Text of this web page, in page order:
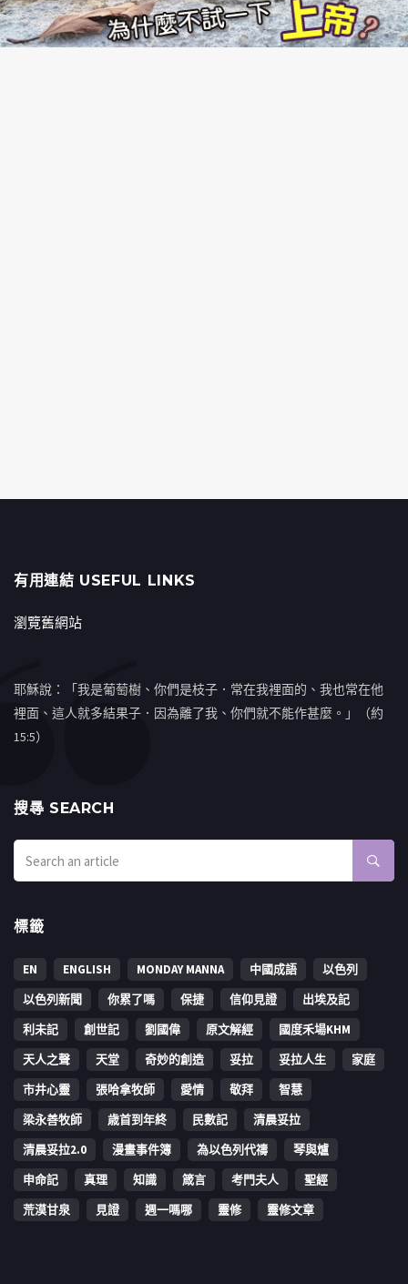
有用連結 USEFUL LINKS
瀏覽舊網站
耶穌說：「我是葡萄樹、你們是枝子．常在我裡面的、我也常在他
裡面、這人就多結果子．因為離了我、你們就不能作甚麼。」（約
15:5）
搜㝷 SEARCH
標籤
EN ENGLISH MONDAY MANNA 中國成語
以色列
以色列新聞
你累了嗎 保捷 信仰見證
出埃及記
利未記
創世記 劉國偉 原文解經
國度禾場KHM
天人之聲
天堂 奇妙的創造 妥拉 妥拉人生
家庭
市井心靈
張哈拿牧師 愛情 敬拜
智慧
梁永善牧師
歳首到年終 民數記
清晨妥拉
清晨妥拉2.0
漫畫事件簿 為以色列代禱
琴與爐
申命記
真理 知識 箴言 考門夫人
聖經
荒漠甘泉
見證 週一嗎哪 靈修 靈修文章